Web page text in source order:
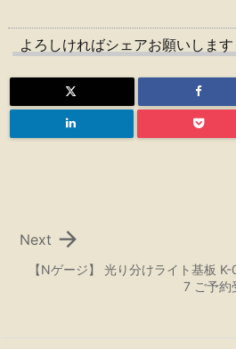
よろしければシェアお願いします
【Nゲージ】 光り分けライト基板
7 ご予約

Next